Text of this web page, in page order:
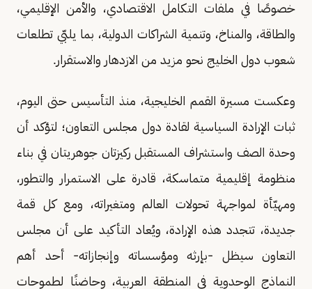
خصوصًا في ملفات التكامل الاقتصادي، والأمن الإقليمي،
والطاقة، والمناخ، وتنمية الشراكات الدولية، بما يلبّي تطلعات
شعوب دول الخليج نحو مزيد من الازدهار والاستقرار.
وعكست مسيرة القمم الخليجية، منذ التأسيس حتى اليوم،
ثبات الإرادة السياسية لقادة دول مجلس التعاون؛ لتؤكد أن
وحدة الصف واستشراف المستقبل ركيزتان جوهريتان في بناء
منظومة إقليمية متماسكة، قادرة على الاستمرار والتطور،
ومهيّأة لمواجهة تحولات العالم ومتغيراته، ومع كل قمة
جديدة، تتجدد هذه الإرادة، ويُعاد التأكيد على أن مجلس
التعاون سيظل -بإرثه ومؤسساته وإنجازاته- أحد أهم
النماذج الوحدوية في المنطقة العربية، وحاضنًا لطموحات